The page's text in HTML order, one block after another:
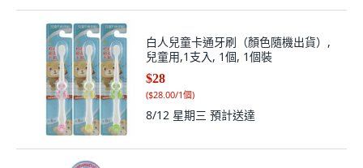
白人兒童卡通牙刷（顏色隨機出貨）,
兒童用,1支入, 1個, 1個裝
$28
($28.00/1個)
8/12 星期三 預計送達